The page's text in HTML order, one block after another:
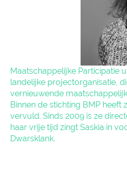
Maatschappelijke Participatie
landelijke projectorganisatie,
vernieuwende
Binnen de stichting BMP heeft
vervuld. Sinds 2009 is ze
haar vrije tijd zingt Saskia in
Dwarsklank.